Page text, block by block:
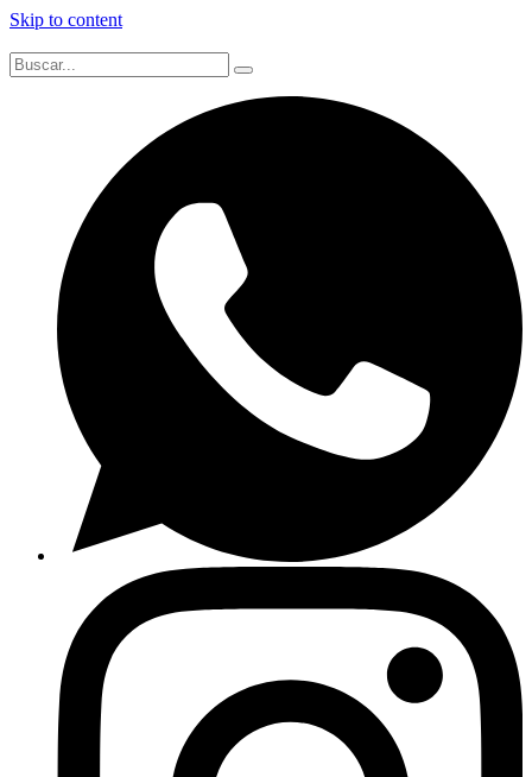
Skip to content